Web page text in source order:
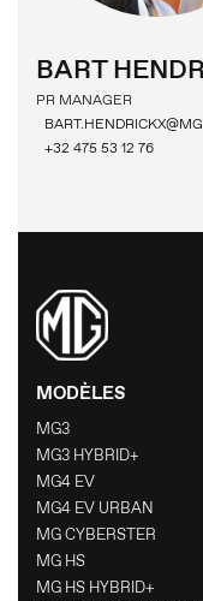
BART
PR MANAGER
+32 475 53 12 76
MODÈLES
MG3
MG3 HYBRID+
MG4 EV
MG4 EV URBAN
MG CYBERSTER
MG HS
MG HS HYBRID+